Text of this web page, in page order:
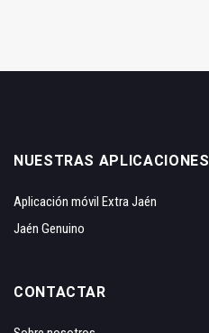
NUESTRAS APLICACIONES
Aplicación móvil Extra Jaén
Jaén Genuino
CONTACTAR